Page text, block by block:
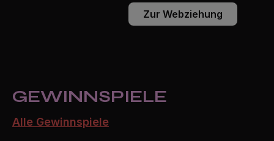
GEWINN­­SPIELE
Alle Gewinnspiele